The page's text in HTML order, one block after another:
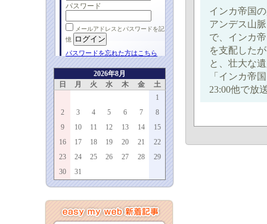
パスワード
メールアドレスとパスワードを記
憶
パスワードを忘れた方はこちら
2026年8月
日
月 火 水 木 金
土
1
2
3 4 5 6 7
8
9
10 11 12 13 14
15
16
17 18 19 20 21
22
23
24 25 26 27 28
29
30
31
インカ帝国
アンデス山
で、インカ
を支配した
と、壮大な
「インカ帝
23:00他で放